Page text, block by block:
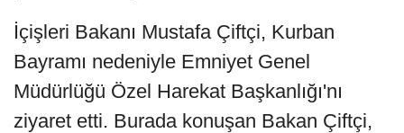
İçişleri Bakanı Mustafa Çiftçi, Kurban
Bayramı nedeniyle Emniyet Genel
Müdürlüğü Özel Harekat Başkanlığı'nı
ziyaret etti. Burada konuşan Bakan Çiftçi,